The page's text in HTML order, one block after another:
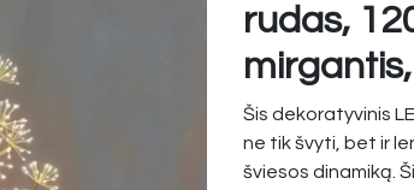
rudas,
Šis dekoratyvinis
ne tik švyti, bet ir
šviesos dinamiką.